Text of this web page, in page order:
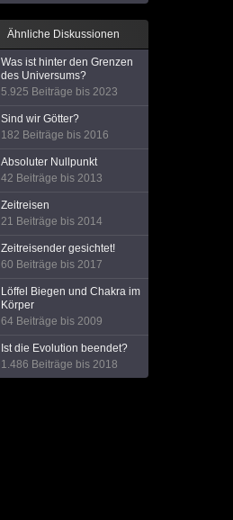
Ähnliche Diskussionen
Was ist hinter den Grenzen
des Universums?
5.925 Beiträge bis 2023
Sind wir Götter?
182 Beiträge bis 2016
Absoluter Nullpunkt
42 Beiträge bis 2013
Zeitreisen
21 Beiträge bis 2014
Zeitreisender gesichtet!
60 Beiträge bis 2017
Löffel Biegen und Chakra im
Körper
64 Beiträge bis 2009
Ist die Evolution beendet?
1.486 Beiträge bis 2018